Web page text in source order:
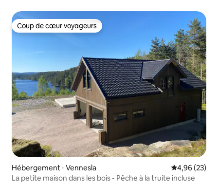
Coup de cœur voyageurs
Coup de cœur voyageurs
Hébergement ⋅ Vennesla Évaluation
4,96 (23)
La petite maison dans les bois - Pêche à la truite incluse